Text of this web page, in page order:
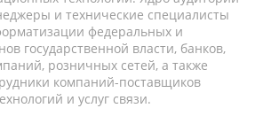
и технические специалисты
федеральных и
государственной власти, банков,
розничных сетей, а также
компаний-поставщиков
и услуг связи.